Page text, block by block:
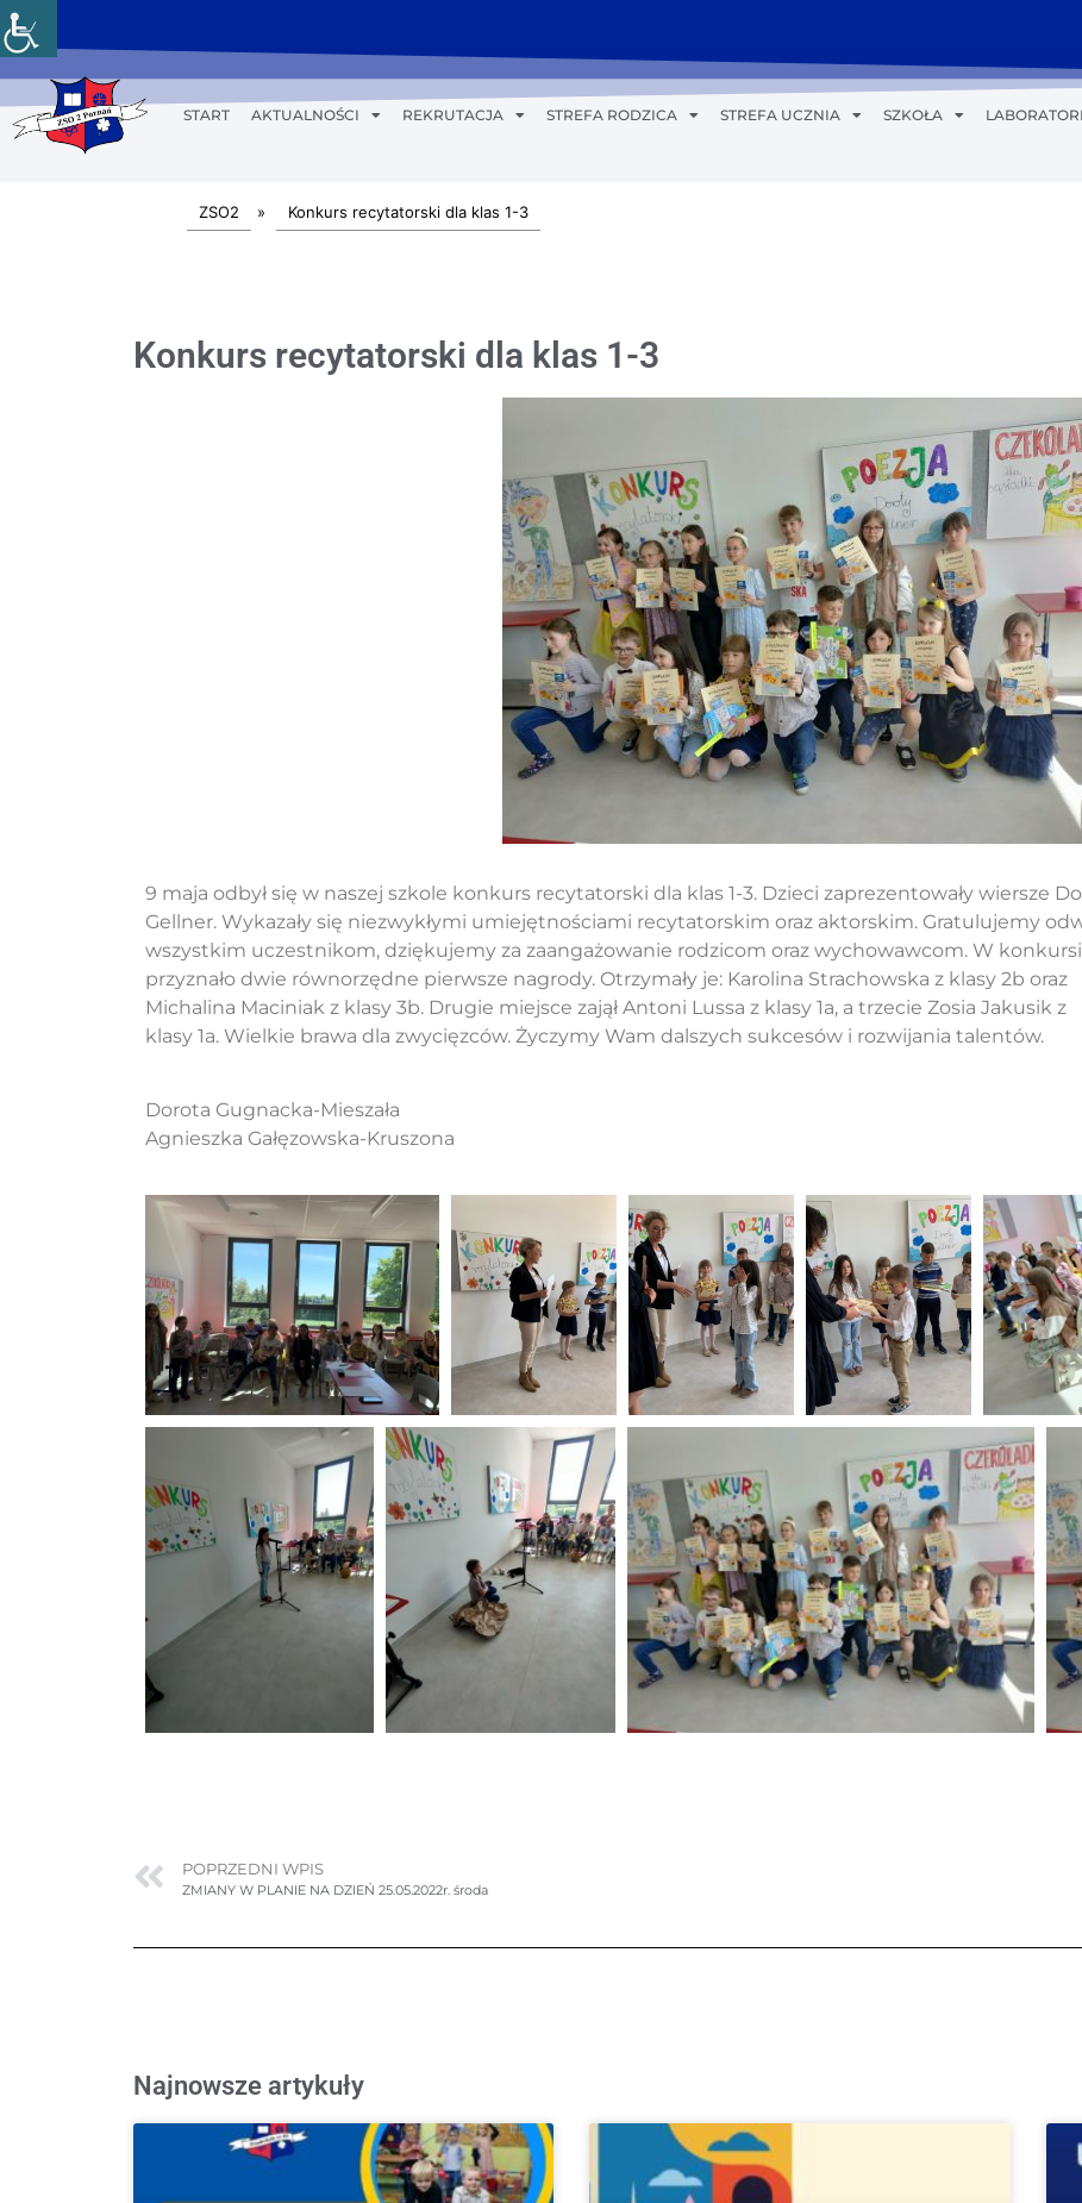
START AKTUALNOŚCI REKRUTACJA STREFA RODZICA STREFA UCZNIA SZKOŁA
ZSO2 » Konkurs recytatorski dla klas 1-3
Konkurs recytatorski dla klas 1-3
9 maja odbył się w naszej szkole konkurs recytatorski dla klas 1-3. Dzieci zaprezentowały wiersze
Gellner. Wykazały się niezwykłymi umiejętnościami recytatorskim oraz aktorskim. Gratulujemy
wszystkim uczestnikom, dziękujemy za zaangażowanie rodzicom oraz wychowawcom. W
przyznało dwie równorzędne pierwsze nagrody. Otrzymały je: Karolina Strachowska z klasy 2b oraz
Michalina Maciniak z klasy 3b. Drugie miejsce zajął Antoni Lussa z klasy 1a, a trzecie Zosia Jakusik z
klasy 1a. Wielkie brawa dla zwycięzców. Życzymy Wam dalszych sukcesów i rozwijania talentów.
Dorota Gugnacka-Mieszała
Agnieszka Gałęzowska-Kruszona
POPRZEDNI WPIS
ZMIANY W PLANIE NA DZIEŃ 25.05.2022r. środa
Najnowsze artykuły